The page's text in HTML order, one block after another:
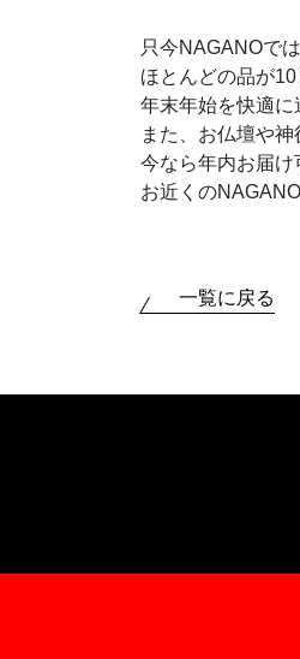
只今NAGANOで
ほとんどの品が10
年末年始を快適に
また、お仏壇や
今なら年内お届け
お近くの
一覧に戻る